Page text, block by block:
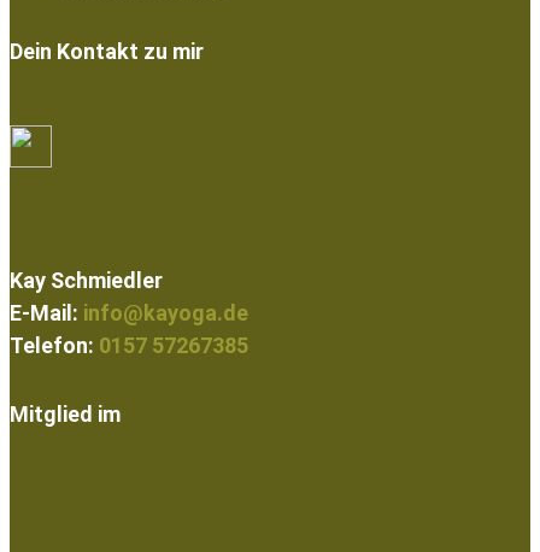
Dein Kontakt zu mir
Kay Schmiedler
E-Mail: info@kayoga.de
Telefon: 0157 57267385
Mitglied im